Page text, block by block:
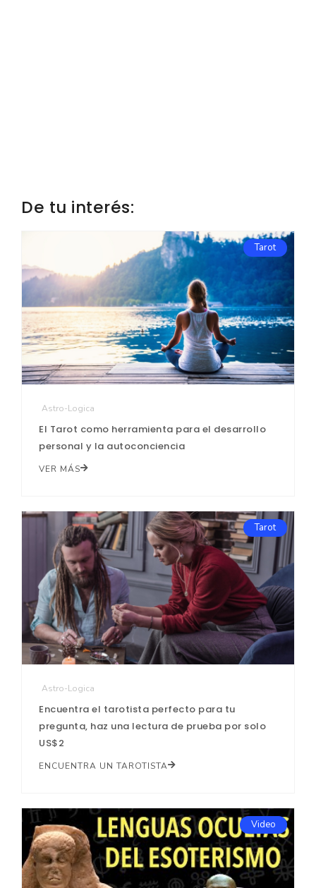
De tu interés:
Tarot
Astro-Logica
El Tarot como herramienta para el desarrollo
personal y la autoconciencia
VER MÁS
Tarot
Astro-Logica
Encuentra el tarotista perfecto para tu
pregunta, haz una lectura de prueba por solo
US$2
ENCUENTRA UN TAROTISTA
Video